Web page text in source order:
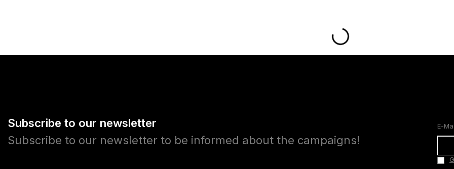
Subscribe to our newsletter
Subscribe to our newsletter to be informed about the campaigns!